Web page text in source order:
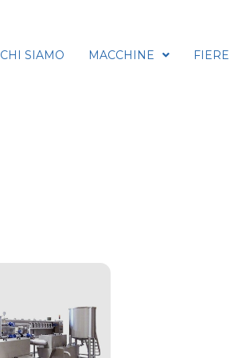
CHI SIAMO MACCHINE FIERE